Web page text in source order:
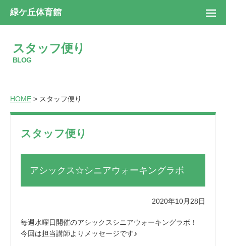
緑ケ丘体育館
スタッフ便り
BLOG
HOME > スタッフ便り
スタッフ便り
アシックス☆シニアウォーキングラボ
2020年10月28日
毎週水曜日開催のアシックスシニアウォーキングラボ！
今回は担当講師よりメッセージです♪